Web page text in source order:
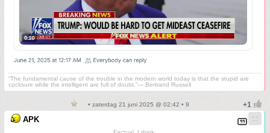
“The fundamental cause of the trouble in the modern world today is that the stupid are
cocksure while the intelligent are full of doubt.”— Bertrand Russell
• zaterdag 21 juni 2025 @ 02:42 • 9
APK